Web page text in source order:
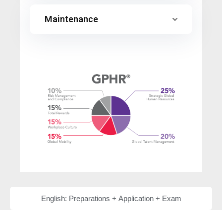
English: Preparations + Application + Exam
Maintenance